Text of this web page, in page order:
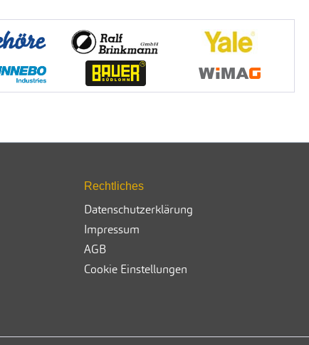
Rechtliches
Datenschutzerklärung
Impressum
AGB
Cookie Einstellungen